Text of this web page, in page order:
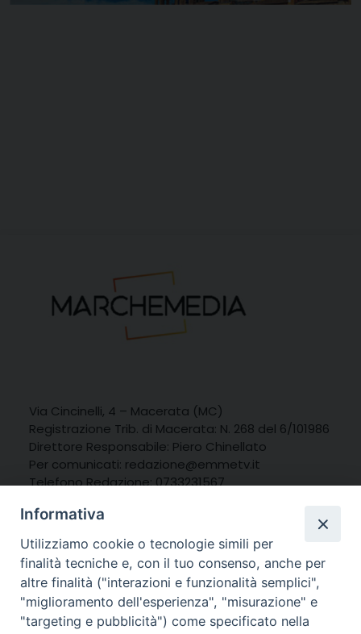
Via Cincinelli, 4 – Macerata (MC)
Registrazione Trib. di Macerata: N. 268 del 6/101986
Direttore Responsabile: Piero Chinellato
Per comunicati: redazione@emmetv.it
Telefono Redazione: 0733231567
Informativa
Utilizziamo cookie o tecnologie simili per
finalità tecniche e, con il tuo consenso, anche per
altre finalità ("interazioni e funzionalità semplici",
"miglioramento dell'esperienza", "misurazione" e
"targeting e pubblicità") come specificato nella